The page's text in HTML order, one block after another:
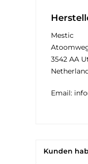
Mestic
3542 AA
Email:
Kunden